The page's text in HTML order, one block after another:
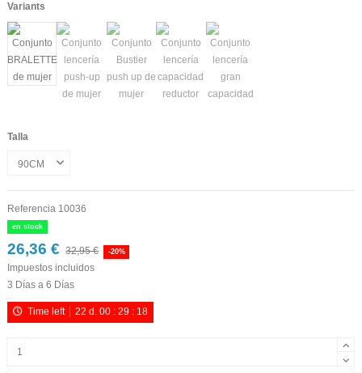
Variants
Talla
Referencia 10036
en stock
26,36 € 32,95 € -20%
Impuestos incluidos
3 Días a 6 Días
Time left 22 d. 00 :29 : 17